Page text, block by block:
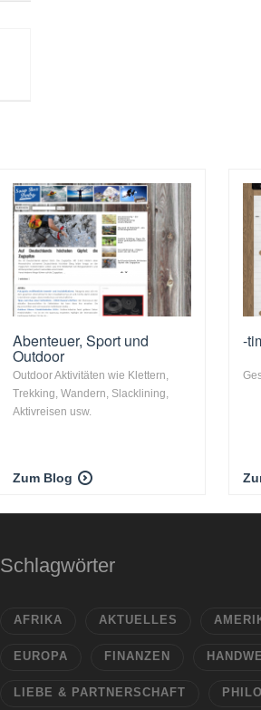
Abenteuer, Sport und
Outdoor
Outdoor Aktivitäten wie Klettern,
Trekking, Wandern, Slacklining,
Aktivreisen usw.
Zum Blog
-
Schlagwörter
AFRIKA AKTUELLES
EUROPA FINANZEN
LIEBE & PARTNERSCHAFT